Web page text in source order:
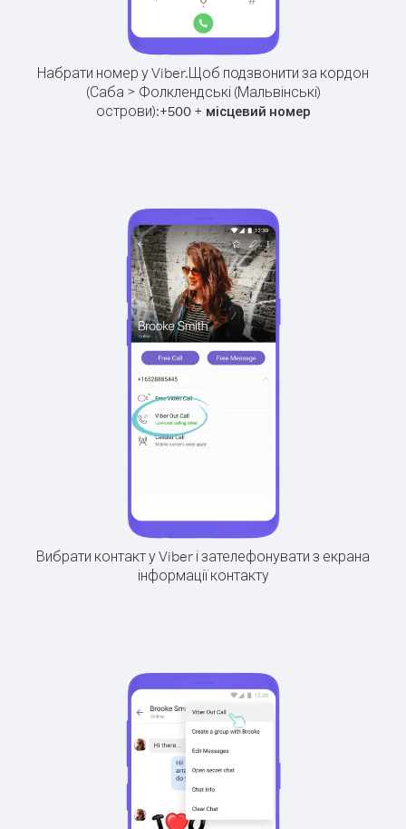
Набрати номер у Viber.Щоб подзвонити за кордон
(Саба > Фолклендські (Мальвінські)
острови):+500+ місцевий номер
Вибрати контакт у Viber і зателефонувати з екрана
інформації контакту